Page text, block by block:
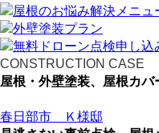
CONSTRUCTION CASE
屋根・外壁塗装、屋根カ
春日部市 Ｋ様邸